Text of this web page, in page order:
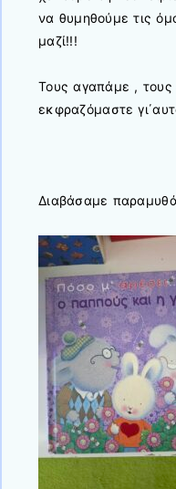
να θυμηθούμε τις
μαζί!!!
Τους αγαπάμε , τους
εκφραζόμαστε
Διαβάσαμε